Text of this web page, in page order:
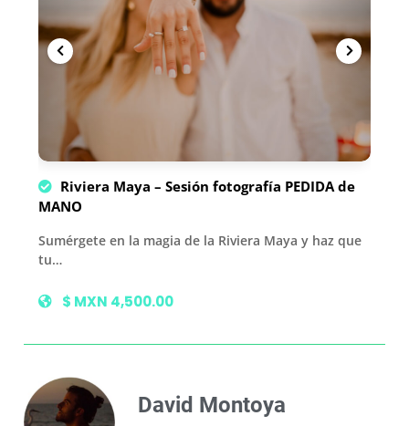
Riviera Maya – Sesión fotografía PEDIDA de
MANO
Sumérgete en la magia de la Riviera Maya y haz que
tu…
$ MXN 4,500.00
David Montoya